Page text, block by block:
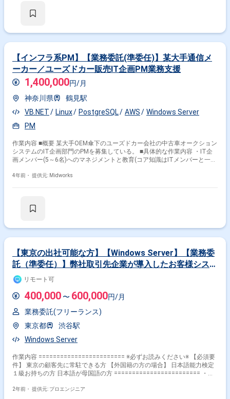
【インフラ系PM】【業務委託(準委任)】某大手通信メ
ーカー／ユーズドカー販売IT企画PM業務支援
1,400,000円/月
神奈川県
鶴見駅
VB.NET
Linux PostgreSQL AWS
Windows Server
PM
作業内容 ■概要 某大手OEM傘下のユーズドカー会社の中古車オークション
システムのIT企画部門のPMを募集している。 ■具体的な作業内容 ・IT企
画メンバー(5～6名)へのマネジメントと教育(コア知識はITメンバーと一緒
視とメンテナンス ・オークション運営に伴うシステムベンダー管理 ・プ
4年前・ 提供元: Midworks
【東京の出社可能な方】【Windows Server】【業務委
託（準委任）】弊社取引先企業が導入したお客様システ
ム環境の障害復旧サポート業務
リモート可
400,000 〜 600,000円/月
業務委託(フリーランス)
東京都
渋谷駅
Windows Server
作業内容 ======================== ※必ずお読みください※ 【必須要
件】 東京の顧客先に常駐できる方 【外国籍の方の場合】 日本語能力検定
１級お持ちの方 日本語が母国語の方 ======================== ・サ
グ、要因調査、メーカー調整、復旧作業
2年前・ 提供元: プロエンジニア